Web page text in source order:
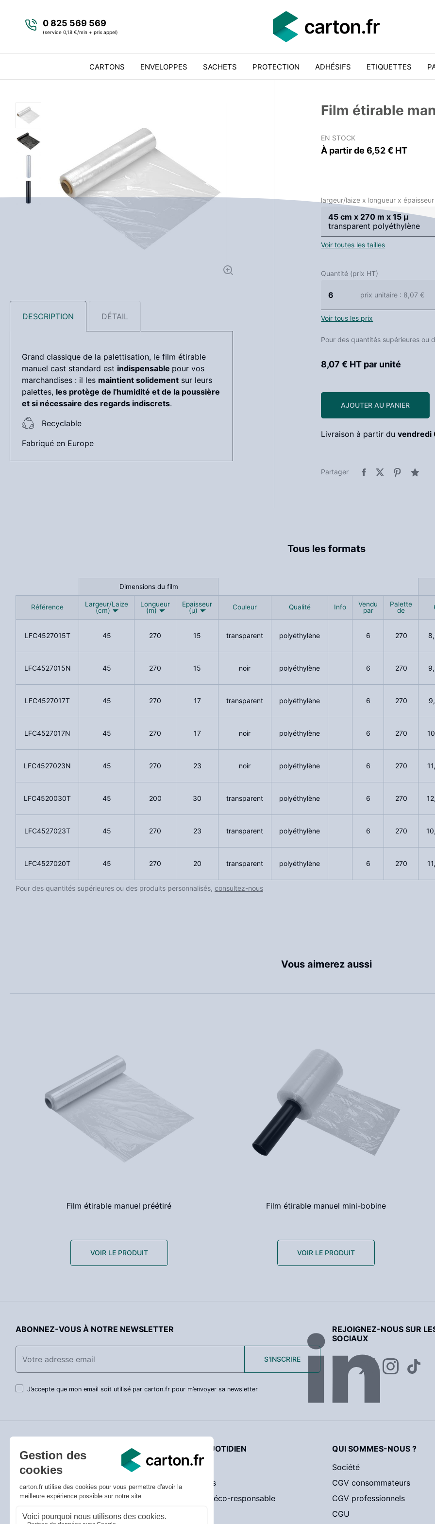
0 825 569 569
(service 0,18 €/min + prix appel)
CARTONS ENVELOPPES SACHETS PROTECTION ADHÉSIFS ETIQUETTES
DESCRIPTION DÉTAIL
Grand classique de la palettisation, le film étirable
manuel cast standard est indispensable pour vos
marchandises : il les maintient solidement sur leurs
palettes, les protège de l'humidité et de la poussière
et si nécessaire des regards indiscrets.
Recyclable
Fabriqué en Europe
Film étirable
EN STOCK
À partir de 6,52 € HT
largeur/laize x longueur x
45 cm x 270 m x 15 µ
transparent polyéthylène
Voir toutes les tailles
Quantité (prix HT)
6 prix unitaire : 8,07 €
Voir tous les prix
Pour des quantités supérieures ou
8,07 € HT par unité
AJOUTER AU PANIER
Livraison à partir duvendredi
Partager
Tous les formats
Dimensions du film
Référence
Largeur/Laize
(cm)
Longueur
(m)
Epaisseur
(µ)
Couleur Qualité Info
Vendu
par
Palette
de
Dimensions du film
Référence
Largeur/Laize
(cm)
Longueur
(m)
Epaisseur
(µ)
Couleur Qualité Info
Vendu
par
Palette
de
LFC4527015T 45 270 15 transparent polyéthylène 6 270
LFC4527015N 45 270 15 noir polyéthylène 6 270
LFC4527017T 45 270 17 transparent polyéthylène 6 270
LFC4527017N 45 270 17 noir polyéthylène 6 270
LFC4527023N 45 270 23 noir polyéthylène 6 270
LFC4520030T 45 200 30 transparent polyéthylène 6 270
LFC4527023T 45 270 23 transparent polyéthylène 6 270
LFC4527020T 45 270 20 transparent polyéthylène 6 270
Pour des quantités supérieures ou des produits personnalisés, consultez-nous
Vous aimerez aussi
Film étirable manuel préétiré
VOIR LE PRODUIT
Film étirable manuel mini-bobine
VOIR LE PRODUIT
ABONNEZ-VOUS À NOTRE NEWSLETTER
S'INSCRIRE
J’accepte que mon email soit utilisé par carton.fr pour m’envoyer sa newsletter
REJOIGNEZ-NOUS SUR
SOCIAUX
Livraison
Prix bas garantis
Conseils utiles
Guide de choix des cartons
NOTRE QUOTIDIEN
Actualités
Promotions
Entreprise éco-responsable
QUI SOMMES-NOUS ?
Société
CGV consommateurs
CGV professionnels
CGU